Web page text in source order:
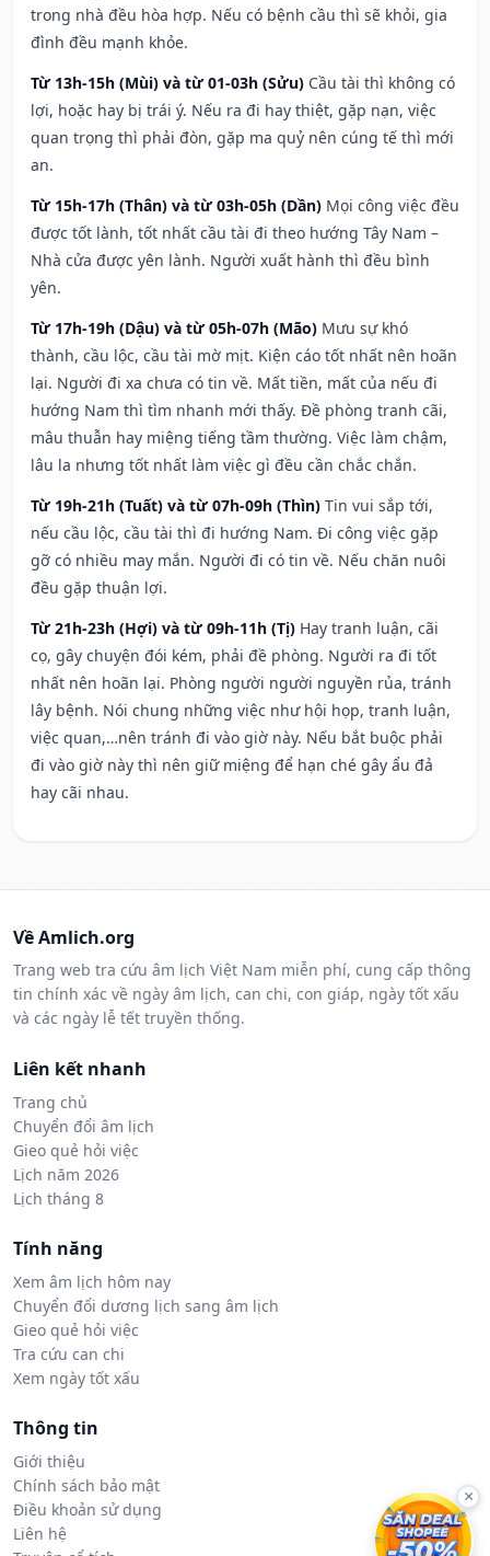
trong nhà đều hòa hợp. Nếu có bệnh cầu thì sẽ khỏi, gia
đình đều mạnh khỏe.
Từ 13h-15h (Mùi) và từ 01-03h (Sửu) Cầu tài thì không có
lợi, hoặc hay bị trái ý. Nếu ra đi hay thiệt, gặp nạn, việc
quan trọng thì phải đòn, gặp ma quỷ nên cúng tế thì mới
an.
Từ 15h-17h (Thân) và từ 03h-05h (Dần) Mọi công việc đều
được tốt lành, tốt nhất cầu tài đi theo hướng Tây Nam –
Nhà cửa được yên lành. Người xuất hành thì đều bình
yên.
Từ 17h-19h (Dậu) và từ 05h-07h (Mão) Mưu sự khó
thành, cầu lộc, cầu tài mờ mịt. Kiện cáo tốt nhất nên hoãn
lại. Người đi xa chưa có tin về. Mất tiền, mất của nếu đi
hướng Nam thì tìm nhanh mới thấy. Đề phòng tranh cãi,
mâu thuẫn hay miệng tiếng tầm thường. Việc làm chậm,
lâu la nhưng tốt nhất làm việc gì đều cần chắc chắn.
Từ 19h-21h (Tuất) và từ 07h-09h (Thìn) Tin vui sắp tới,
nếu cầu lộc, cầu tài thì đi hướng Nam. Đi công việc gặp
gỡ có nhiều may mắn. Người đi có tin về. Nếu chăn nuôi
đều gặp thuận lợi.
Từ 21h-23h (Hợi) và từ 09h-11h (Tị) Hay tranh luận, cãi
cọ, gây chuyện đói kém, phải đề phòng. Người ra đi tốt
nhất nên hoãn lại. Phòng người người nguyền rủa, tránh
lây bệnh. Nói chung những việc như hội họp, tranh luận,
việc quan,…nên tránh đi vào giờ này. Nếu bắt buộc phải
đi vào giờ này thì nên giữ miệng để hạn ché gây ẩu đả
hay cãi nhau.
Về Amlich.org
Trang web tra cứu âm lịch Việt Nam miễn phí, cung cấp thông
tin chính xác về ngày âm lịch, can chi, con giáp, ngày tốt xấu
và các ngày lễ tết truyền thống.
Liên kết nhanh
Trang chủ
Chuyển đổi âm lịch
Gieo quẻ hỏi việc
Lịch năm 2026
Lịch tháng 8
Tính năng
Xem âm lịch hôm nay
Chuyển đổi dương lịch sang âm lịch
Gieo quẻ hỏi việc
Tra cứu can chi
Xem ngày tốt xấu
Thông tin
Giới thiệu
Chính sách bảo mật
Điều khoản sử dụng
Liên hệ
×